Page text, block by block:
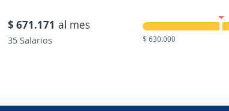
$ 671.171 al mes
35 Salarios $ 630.000